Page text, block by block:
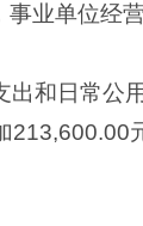
业单位经
和日常公